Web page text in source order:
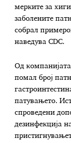
мерките за
заболените
собрал
наведува CDC.
Од
помал број
патувањето.
спроведени
дезинфекција